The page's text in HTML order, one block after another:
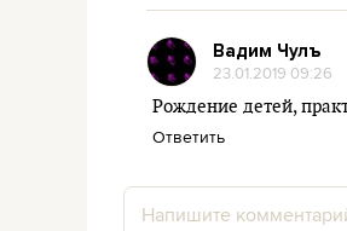
Вадим Чулъ
23.01.2019 09:26
Рождение детей,
Ответить